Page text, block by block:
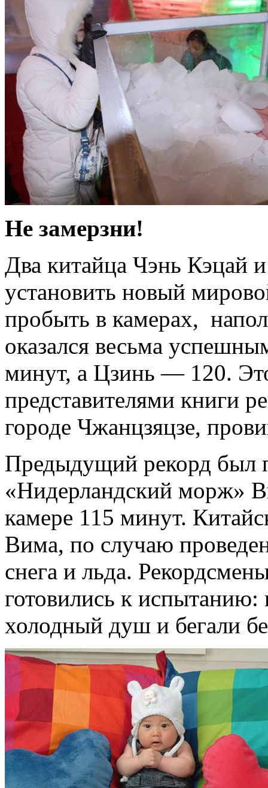
Не замерзни!
Два китайца Чэнь Кэцай
установить новый
пробыть в камерах,
оказался весьма
минут, а Цзинь — 120.
представителями книги
городе Чжанцзяцзе,
Предыдущий рекорд был
«Нидерландский морж»
камере 115 минут.
Вима, по случаю
снега и льда.
готовились к
холодный душ и бегали